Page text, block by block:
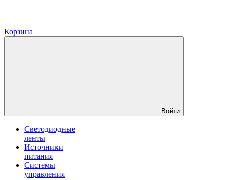
Корзина
Войти
Светодиодные
ленты
Источники
питания
Системы
управления